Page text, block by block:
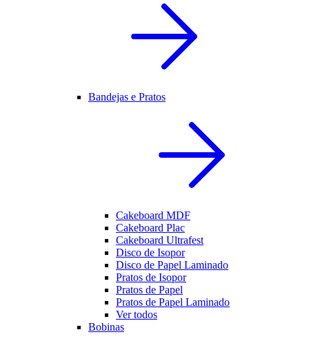
Bandejas e Pratos
Cakeboard MDF
Cakeboard Plac
Cakeboard Ultrafest
Disco de Isopor
Disco de Papel Laminado
Pratos de Isopor
Pratos de Papel
Pratos de Papel Laminado
Ver todos
Bobinas